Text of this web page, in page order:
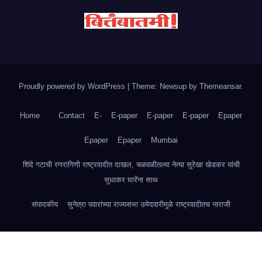
Proudly powered by WordPress | Theme: Newsup by Themeansar.
Home Contact E- E-paper E-paper E-paper Epaper
Epaper Epaper Mumbai
शिंदे गटाची रणरागिणी राष्ट्रवादीत दाखल, चळवळीतल्या नेत्या सुरेखा खेडकर यांची
सुधाकर घारेंना साथ
संपादकीय सुनेत्रा पवारांच्या राज्यसभा उमेदवारीमुळे राष्ट्रवादीतच नाराजी